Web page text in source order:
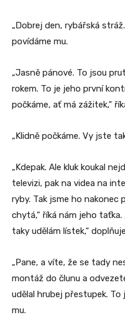
„Dobrej den, rybářská
povídáme mu.
„Jasně pánové. To jsou
rokem. To je jeho první
počkáme, ať má zážitek,“
„Klidně počkáme. Vy jste
„Kdepak. Ale kluk koukal
televizi, pak na videa na
ryby. Tak jsme ho nakonec
chytá,“ říká nám jeho
taky udělám lístek,“
„Pane, a víte, že se tady
montáž do člunu a
udělal hrubej přestupek. To
mu.